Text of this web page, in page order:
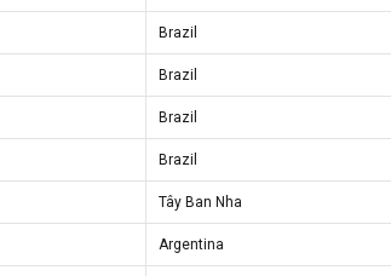
Brazil
Brazil
Brazil
Brazil
Tây Ban Nha
Argentina